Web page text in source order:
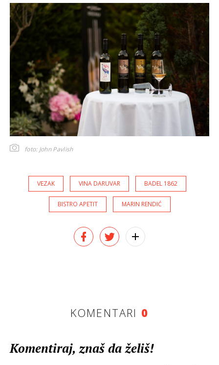
foto: John Pavlish
VEZAK VINA DARUVAR BADEL 1862
BISTRO APETIT MARIN RENDIĆ
KOMENTARI 0
Komentiraj, znaš da želiš!